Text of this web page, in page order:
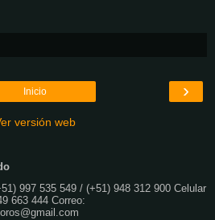
›
Inicio
versión web
997 535 549 / (+51) 948 312 900 Celular
663 444 Correo: